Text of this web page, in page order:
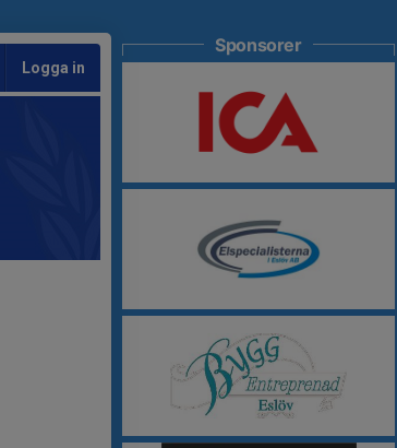
Logga in
Sponsorer